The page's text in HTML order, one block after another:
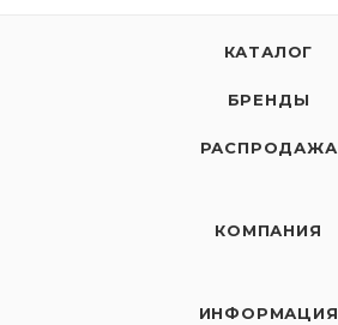
КАТАЛОГ
БРЕНДЫ
РАСПРОДАЖА
КОМПАНИЯ
ИНФОРМАЦИЯ